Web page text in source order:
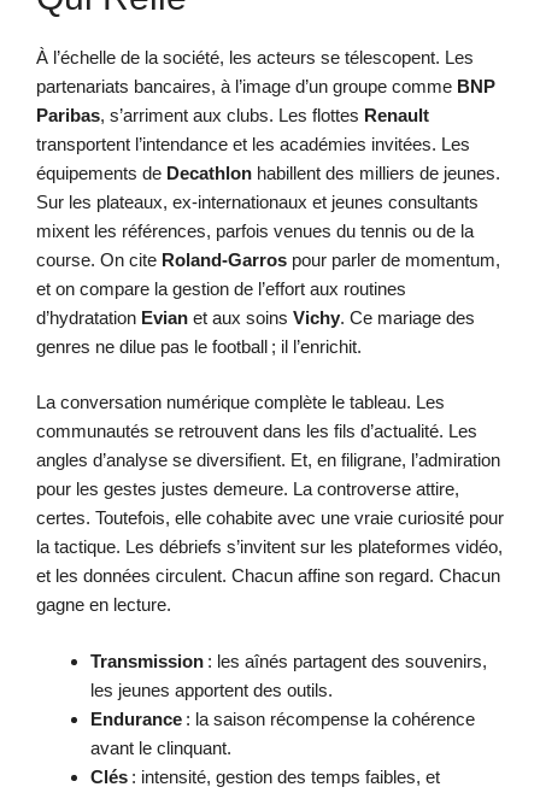
À l’échelle de la société, les acteurs se télescopent. Les
partenariats bancaires, à l’image d’un groupe comme BNP
Paribas, s’arriment aux clubs. Les flottes Renault
transportent l’intendance et les académies invitées. Les
équipements de Decathlon habillent des milliers de jeunes.
Sur les plateaux, ex-internationaux et jeunes consultants
mixent les références, parfois venues du tennis ou de la
course. On cite Roland-Garros pour parler de momentum,
et on compare la gestion de l’effort aux routines
d’hydratation Evian et aux soins Vichy. Ce mariage des
genres ne dilue pas le football ; il l’enrichit.
La conversation numérique complète le tableau. Les
communautés se retrouvent dans les fils d’actualité. Les
angles d’analyse se diversifient. Et, en filigrane, l’admiration
pour les gestes justes demeure. La controverse attire,
certes. Toutefois, elle cohabite avec une vraie curiosité pour
la tactique. Les débriefs s’invitent sur les plateformes vidéo,
et les données circulent. Chacun affine son regard. Chacun
gagne en lecture.
Transmission : les aînés partagent des souvenirs,
les jeunes apportent des outils.
Endurance : la saison récompense la cohérence
avant le clinquant.
Clés : intensité, gestion des temps faibles, et